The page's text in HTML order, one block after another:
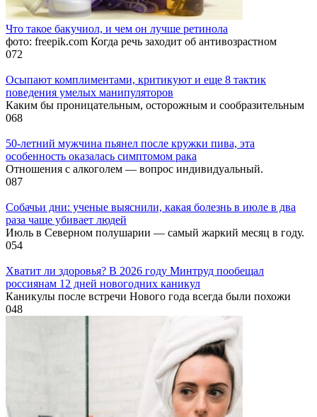
Что такое бакучиол, и чем он лучше ретинола
фото: freepik.com Когда речь заходит об антивозрастном
072
Осыпают комплиментами, критикуют и еще 8 тактик
поведения умелых манипуляторов
Каким бы проницательным, осторожным и сообразительным
068
50-летний мужчина пьянел после кружки пива, эта
особенность оказалась симптомом рака
Отношения с алкоголем — вопрос индивидуальный.
087
Собачьи дни: ученые выяснили, какая болезнь в июле в два
раза чаще убивает людей
Июль в Северном полушарии — самый жаркий месяц в году.
054
Хватит ли здоровья? В 2026 году Минтруд пообещал
россиянам 12 дней новогодних каникул
Каникулы после встречи Нового года всегда были похожи
048